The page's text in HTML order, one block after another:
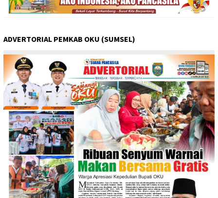
ADVERTORIAL PEMKAB OKU (SUMSEL)